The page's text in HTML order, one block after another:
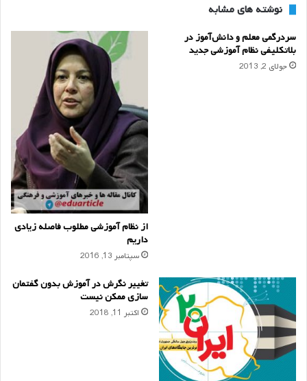
نوشته های مشابه
سردرگمی معلم و دانش‌آموز در
بلاتکلیفی نظام آموزشی جدید
جولای 2, 2013
از نظام آموزشی مطلوب فاصله زیادی
داریم
سپتامبر 13, 2016
تغییر نگرش در آموزش بدون گفتمان
سازی ممکن نیست
اکتبر 11, 2018